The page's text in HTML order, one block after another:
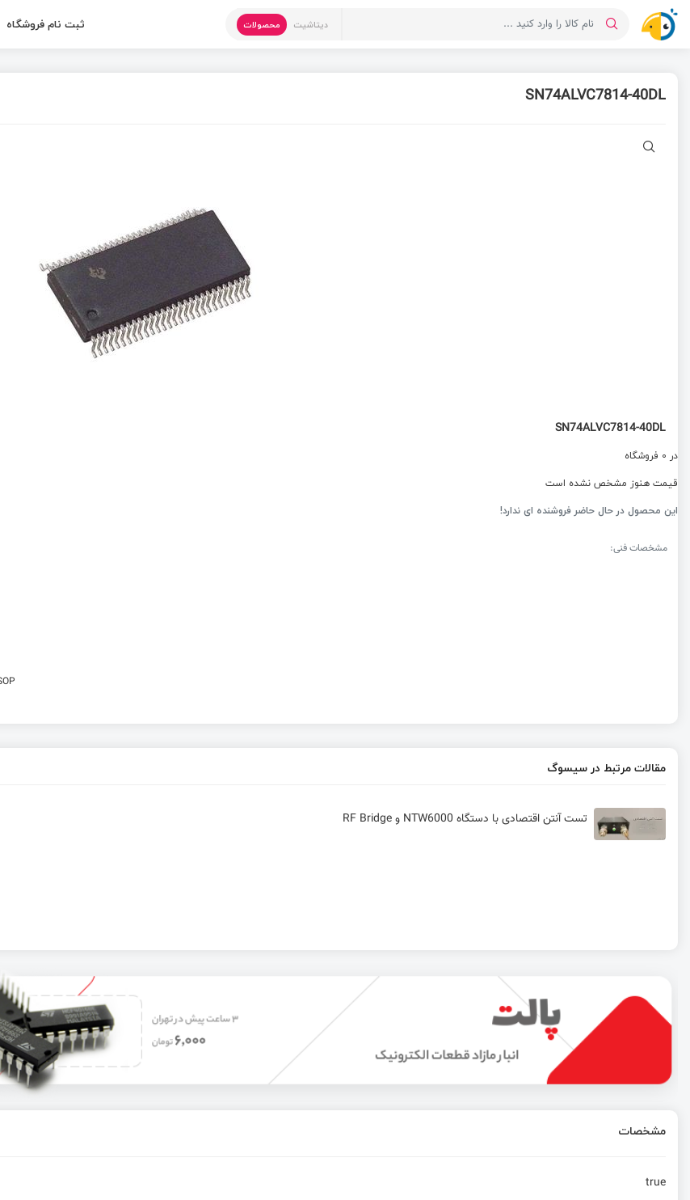
دیتاشیت محصولات ثبت نام فروشگاه
SN74ALVC7814-40DL
SN74ALVC7814-40DL
در 0 فروشگاه
قیمت هنوز مشخص نشده است
این محصول در حال حاضر فروشنده ای ندارد!
مشخصات فنی:
مقالات مرتبط در سیسوگ
تست آنتن اقتصادی با دستگاه NTW6000 و RF Bridge
مشخصات
true